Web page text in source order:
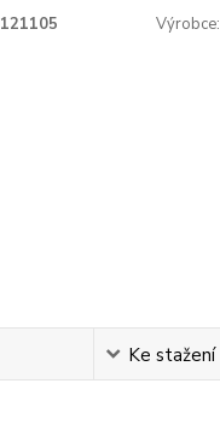
121105 Výrobce:
Ke stažení